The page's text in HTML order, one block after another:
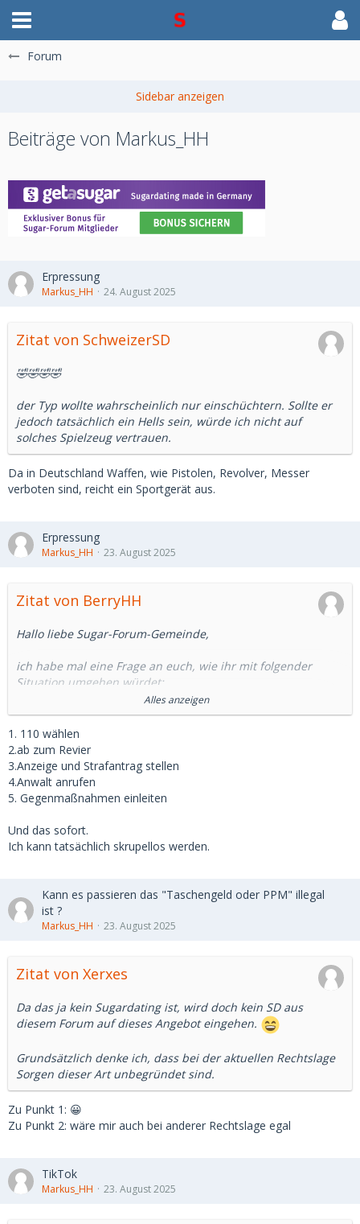
Forum
Beiträge von Markus_HH
Erpressung
Markus_HH 24. August 2025
Zitat von SchweizerSD
🤣🤣🤣🤣
der Typ wollte wahrscheinlich nur einschüchtern. Sollte er
jedoch tatsächlich ein Hells sein, würde ich nicht auf
solches Spielzeug vertrauen.
Da in Deutschland Waffen, wie Pistolen, Revolver, Messer
verboten sind, reicht ein Sportgerät aus.
Erpressung
Markus_HH 23. August 2025
Zitat von BerryHH
Hallo liebe Sugar-Forum-Gemeinde,
ich habe mal eine Frage an euch, wie ihr mit folgender
Situation umgehen würdet:
Ich hatte über ein Jahr hinweg eine längere SD/SB-Affäre.
Während dieser Zeit habe ich ihr auch finanziell sehr
geholfen: Ich habe ihre komplette Wohnung eingerichtet,
Mieten übernommen, wir waren gemeinsam im Urlaub, und
ich habe sie immer wieder auch mit Geld unterstützt,
Geschenken bedacht oder wir waren zusammen shoppen.
Nach dem Ende des regelmäßigen Kontakts meldete sie sich
noch ein paar Mal sporadisch, unter anderem mit der Bitte
um Geld für eine Auslandsreise, was ich aber abgelehnt
Nun – nach langer Zeit – stand plötzlich ein Mann in
meinem Büro, der sich als Mitglied der Hells Angels ausgab.
Familie beschmutzt. Er forderte von mir 30.000 € innerhalb
meine Familie leben, und drohte damit, mich „spazieren
fahren“ zu wollen, falls ich nicht zahle – betonte aber
gleichzeitig, dass er mich „nicht anfassen“ würde.
Brisant fand ich, dass er sogar unseren gesamten
Chatverlauf inklusive Fotos auf seinem Handy hatte.
Nun meine Frage an euch:
Wie würdet ihr in so einer Situation reagieren?
Vielen Dank schon mal für eure Einschätzungen.
Alles anzeigen
1. 110 wählen
2.ab zum Revier
3.Anzeige und Strafantrag stellen
4.Anwalt anrufen
5. Gegenmaßnahmen einleiten
Und das sofort.
Ich kann tatsächlich skrupellos werden.
Kann es passieren das "Taschengeld oder PPM" illegal
ist ?
Markus_HH 23. August 2025
Zitat von Xerxes
Da das ja kein Sugardating ist, wird doch kein SD aus
diesem Forum auf dieses Angebot eingehen.
Grundsätzlich denke ich, dass bei der aktuellen Rechtslage
Sorgen dieser Art unbegründet sind.
Zu Punkt 1: 😀
Zu Punkt 2: wäre mir auch bei anderer Rechtslage egal
TikTok
Markus_HH 23. August 2025